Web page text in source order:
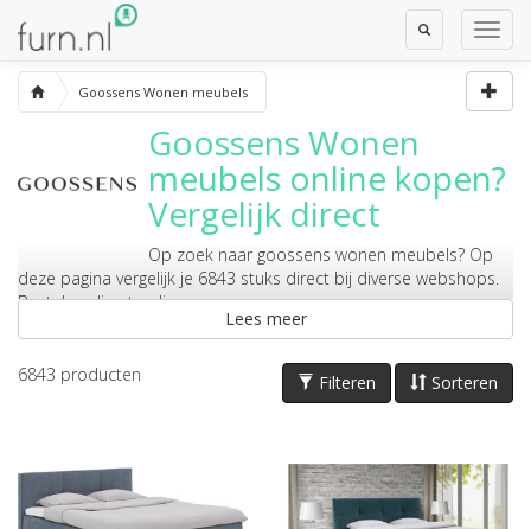
Toggle
Search
Goossens Wonen meubels
Goossens Wonen
meubels online kopen?
Vergelijk direct
Op zoek naar goossens wonen meubels? Op
deze pagina vergelijk je 6843 stuks direct bij diverse webshops.
Bestel er direct online.
Lees meer
Sorteren
Filteren
6843 producten